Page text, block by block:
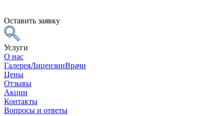
Оставить заявку
Услуги
О нас
ГалереяЛицензииВрачи
Цены
Отзывы
Акции
Контакты
Вопросы и ответы